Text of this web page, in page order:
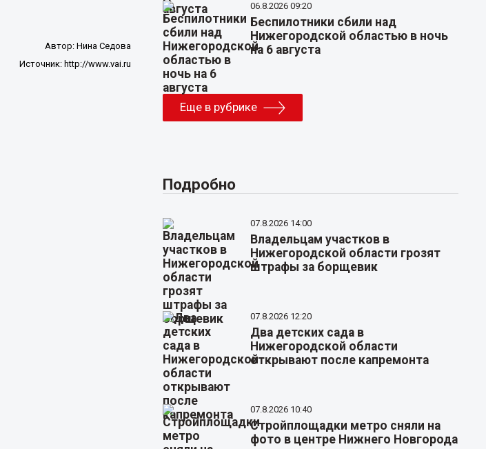
Автор: Нина Седова
Источник: http://www.vai.ru
06.8.2026 09:20
Беспилотники сбили над
Нижегородской областью в ночь
на 6 августа
Еще в рубрике
Подробно
07.8.2026 14:00
Владельцам участков в
Нижегородской области грозят
штрафы за борщевик
07.8.2026 12:20
Два детских сада в
Нижегородской области
открывают после капремонта
07.8.2026 10:40
Стройплощадки метро сняли на
фото в центре Нижнего Новгорода